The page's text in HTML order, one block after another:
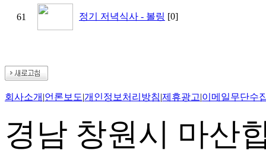
61 정기 저녁식사 - 볼링 [0]
회사소개 |언론보도|개인정보처리방침|제휴광고|이메일무단수
경남 창원시 마산